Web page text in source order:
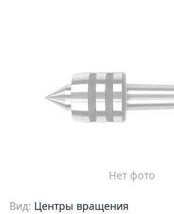
Нет фото
Вид: Центры вращения